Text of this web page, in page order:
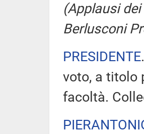
(Applausi
Berlusconi
PRESIDENTE
voto, a titolo
facoltà.